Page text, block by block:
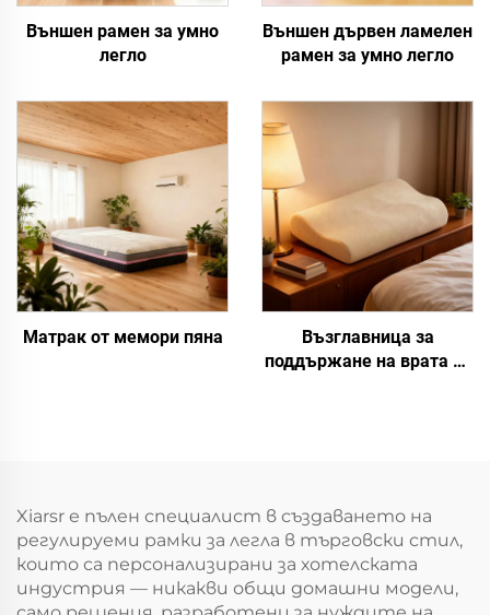
Външен рамен за умно
легло
Външен дървен ламелен
рамен за умно легло
Матрак от мемори пяна
Възглавница за
поддържане на врата от
Xiarsr е пълен специалист в създаването на
регулируеми рамки за легла в търговски стил,
които са персонализирани за хотелската
индустрия — никакви общи домашни модели,